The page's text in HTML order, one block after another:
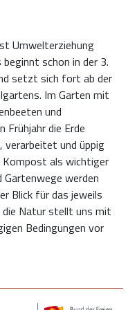
Umwelterziehung
schon in der 3.
setzt sich fort ab der
Im Garten mit
und
Frühjahr die Erde
und üppig
als wichtiger
werden
Blick für das jeweils
Natur stellt uns mit
Bedingungen vor